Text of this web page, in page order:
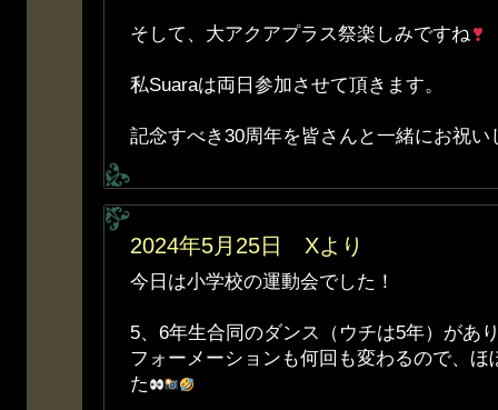
そして、大アクアプラス祭楽しみですね
私Suaraは両日参加させて頂きます。
記念すべき30周年を皆さんと一緒にお祝い
2024年5月25日 Xより
今日は小学校の運動会でした！
5、6年生合同のダンス（ウチは5年）があ
フォーメーションも何回も変わるので、ほ
た